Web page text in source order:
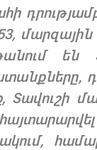
մարզային
են
Տավուշի
է